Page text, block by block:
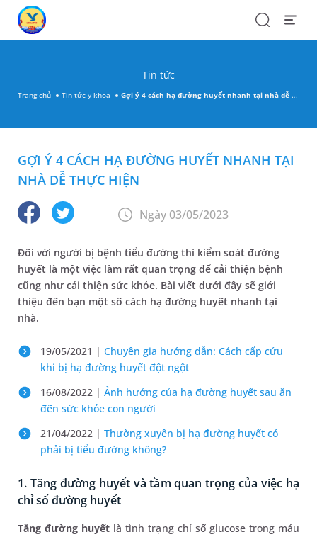
SearchOpen
Tin tức
Trang chủ Tin tức y khoa Gợi ý 4 cách hạ đường huyết nhanh tại nhà dễ thực hiện
GỢI Ý 4 CÁCH HẠ ĐƯỜNG HUYẾT NHANH TẠI
NHÀ DỄ THỰC HIỆN
Ngày 03/05/2023
Đối với người bị bệnh tiểu đường thì kiểm soát đường
huyết là một việc làm rất quan trọng để cải thiện bệnh
cũng như cải thiện sức khỏe. Bài viết dưới đây sẽ giới
thiệu đến bạn một số cách hạ đường huyết nhanh tại
nhà.
19/05/2021 | Chuyên gia hướng dẫn: Cách cấp cứu
khi bị hạ đường huyết đột ngột
16/08/2022 | Ảnh hưởng của hạ đường huyết sau ăn
đến sức khỏe con người
21/04/2022 | Thường xuyên bị hạ đường huyết có
phải bị tiểu đường không?
1. Tăng đường huyết và tầm quan trọng của việc hạ
chỉ số đường huyết
Tăng đường huyết là tình trạng chỉ số glucose trong máu